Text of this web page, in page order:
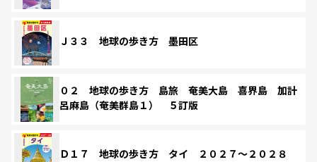
Ｊ３３ 地球の歩き方 墨田区
０２ 地球の歩き方 島旅 奄美大島 喜界島 加計
呂麻島（奄美群島１） ５訂版
Ｄ１７ 地球の歩き方 タイ ２０２７～２０２８